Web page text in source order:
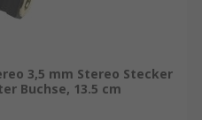
3,5 mm Stereo Stecker
Buchse, 13.5 cm